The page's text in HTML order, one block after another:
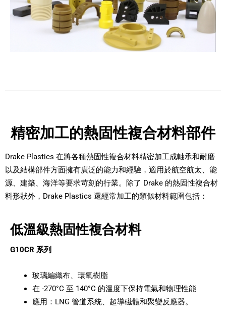
精密加工的熱固性複合材料部件
Drake Plastics 在將各種熱固性複合材料精密加工成軸承和耐磨
以及結構部件方面擁有廣泛的能力和經驗，適用於航空航太、能
源、建築、海洋等要求苛刻的行業。除了 Drake 的熱固性複合材
料形狀外，Drake Plastics 還經常加工的類似材料範圍包括：
低溫級熱固性複合材料
G10CR 系列
玻璃編織布、環氧樹脂
在 -270°C 至 140°C 的溫度下保持電氣和物理性能
應用：LNG 管道系統、超導磁體和聚變反應器。